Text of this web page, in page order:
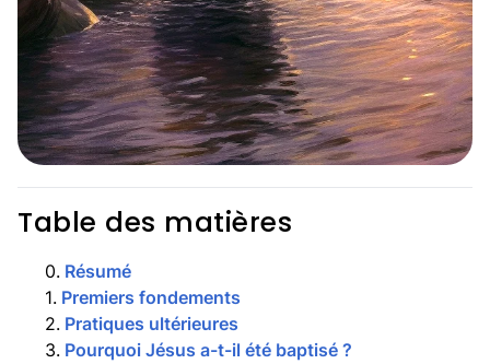
Table des matières
0. Résumé
1. Premiers fondements
2. Pratiques ultérieures
3. Pourquoi Jésus a-t-il été baptisé ?